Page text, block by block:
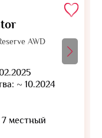
AWD
~ 10.2024
местный